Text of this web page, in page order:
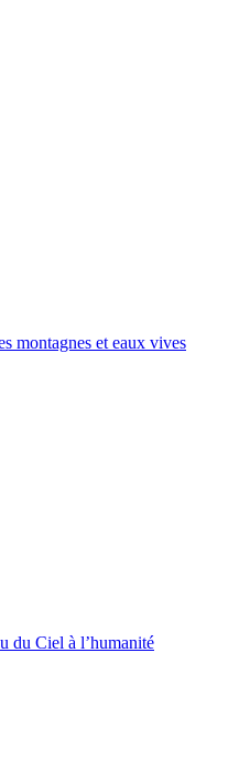
montagnes et eaux vives
du Ciel à l’humanité